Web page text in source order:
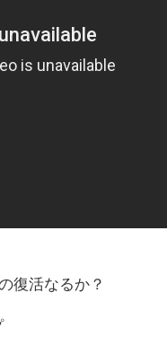
復活なるか？